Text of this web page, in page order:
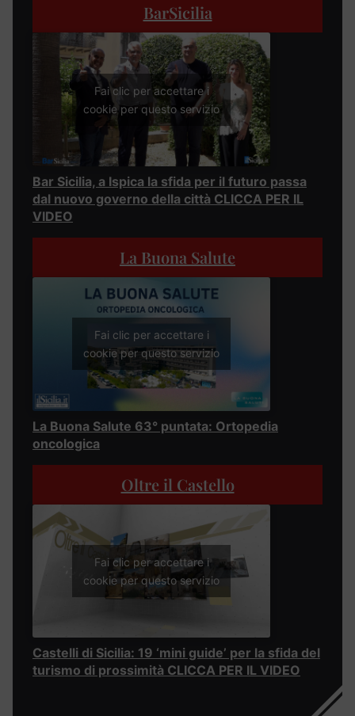
BarSicilia
Fai clic per accettare i
cookie per questo servizio
Bar Sicilia, a Ispica la sfida per il futuro passa
dal nuovo governo della città CLICCA PER IL
VIDEO
La Buona Salute
Fai clic per accettare i
cookie per questo servizio
La Buona Salute 63° puntata: Ortopedia
oncologica
Oltre il Castello
Fai clic per accettare i
cookie per questo servizio
Castelli di Sicilia: 19 ‘mini guide’ per la sfida del
turismo di prossimità CLICCA PER IL VIDEO